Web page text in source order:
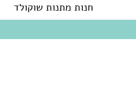
חנות מתנות שוקולד